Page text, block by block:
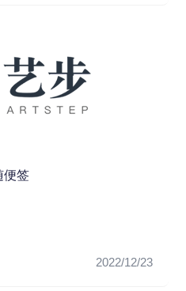
便签
2022/12/23